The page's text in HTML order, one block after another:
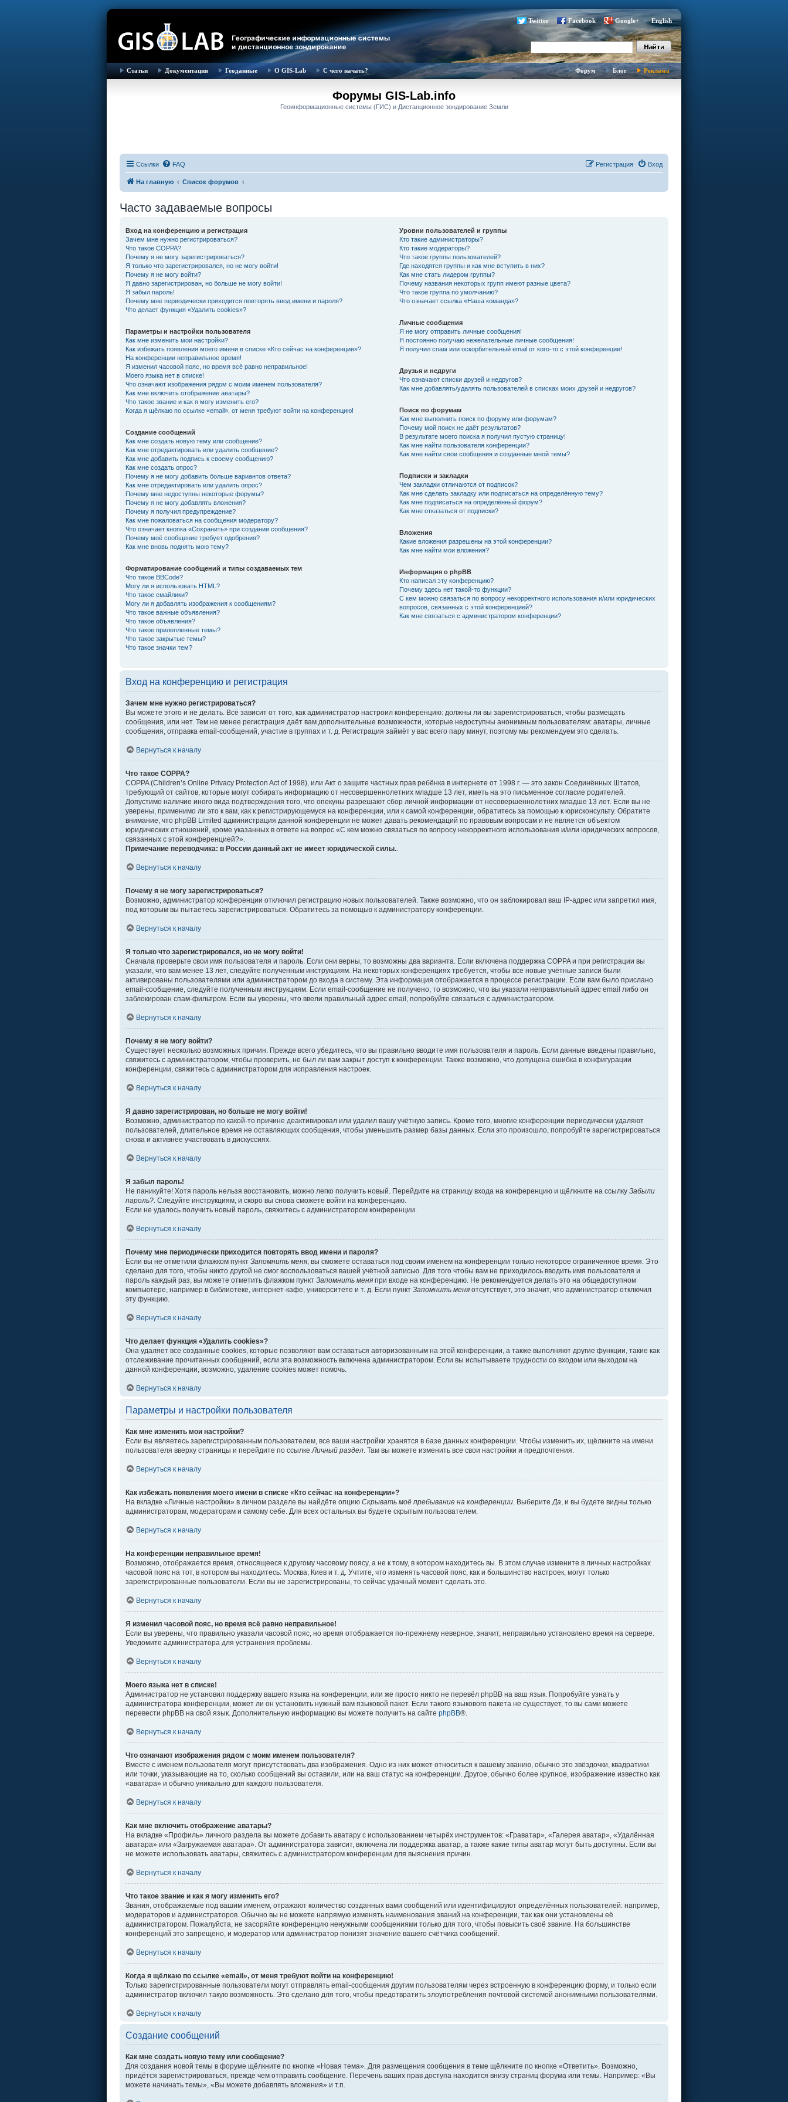
Twitter Facebook Google+ English
Статьи Документация Геоданные О GIS-Lab С чего начать? Форум Блог Реклама
Форумы GIS-Lab.info
Геоинформационные системы (ГИС) и Дистанционное зондирование Земли
Ссылки FAQ Вход
Регистрация
На главную Список форумов
Часто задаваемые вопросы
Вход на конференцию и регистрация
Зачем мне нужно регистрироваться?
Что такое COPPA?
Почему я не могу зарегистрироваться?
Я только что зарегистрировался, но не могу войти!
Почему я не могу войти?
Я давно зарегистрирован, но больше не могу войти!
Я забыл пароль!
Почему мне периодически приходится повторять ввод имени и пароля?
Что делает функция «Удалить cookies»?
Параметры и настройки пользователя
Как мне изменить мои настройки?
Как избежать появления моего имени в списке «Кто сейчас на конференции»?
На конференции неправильное время!
Я изменил часовой пояс, но время всё равно неправильное!
Моего языка нет в списке!
Что означают изображения рядом с моим именем пользователя?
Как мне включить отображение аватары?
Что такое звание и как я могу изменить его?
Когда я щёлкаю по ссылке «email», от меня требуют войти на конференцию!
Создание сообщений
Как мне создать новую тему или сообщение?
Как мне отредактировать или удалить сообщение?
Как мне добавить подпись к своему сообщению?
Как мне создать опрос?
Почему я не могу добавить больше вариантов ответа?
Как мне отредактировать или удалить опрос?
Почему мне недоступны некоторые форумы?
Почему я не могу добавлять вложения?
Почему я получил предупреждение?
Как мне пожаловаться на сообщения модератору?
Что означает кнопка «Сохранить» при создании сообщения?
Почему моё сообщение требует одобрения?
Как мне вновь поднять мою тему?
Форматирование сообщений и типы создаваемых тем
Что такое BBCode?
Могу ли я использовать HTML?
Что такое смайлики?
Могу ли я добавлять изображения к сообщениям?
Что такое важные объявления?
Что такое объявления?
Что такое прилепленные темы?
Что такое закрытые темы?
Что такое значки тем?
Уровни пользователей и группы
Кто такие администраторы?
Кто такие модераторы?
Что такое группы пользователей?
Где находятся группы и как мне вступить в них?
Как мне стать лидером группы?
Почему названия некоторых групп имеют разные цвета?
Что такое группа по умолчанию?
Что означает ссылка «Наша команда»?
Личные сообщения
Я не могу отправить личные сообщения!
Я постоянно получаю нежелательные личные сообщения!
Я получил спам или оскорбительный email от кого-то с этой конференции!
Друзья и недруги
Что означают списки друзей и недругов?
Как мне добавлять/удалять пользователей в списках моих друзей и недругов?
Поиск по форумам
Как мне выполнить поиск по форуму или форумам?
Почему мой поиск не даёт результатов?
В результате моего поиска я получил пустую страницу!
Как мне найти пользователя конференции?
Как мне найти свои сообщения и созданные мной темы?
Подписки и закладки
Чем закладки отличаются от подписок?
Как мне сделать закладку или подписаться на определённую тему?
Как мне подписаться на определённый форум?
Как мне отказаться от подписки?
Вложения
Какие вложения разрешены на этой конференции?
Как мне найти мои вложения?
Информация о phpBB
Кто написал эту конференцию?
Почему здесь нет такой-то функции?
С кем можно связаться по вопросу некорректного использования и/или юридических
вопросов, связанных с этой конференцией?
Как мне связаться с администратором конференции?
Вход на конференцию и регистрация
Зачем мне нужно регистрироваться?
Вы можете этого и не делать. Всё зависит от того, как администратор настроил конференцию: должны ли вы зарегистрироваться, чтобы размещать
сообщения, или нет. Тем не менее регистрация даёт вам дополнительные возможности, которые недоступны анонимным пользователям: аватары, личные
сообщения, отправка email-сообщений, участие в группах и т. д. Регистрация займёт у вас всего пару минут, поэтому мы рекомендуем это сделать.
Вернуться к началу
Что такое COPPA?
COPPA (Children’s Online Privacy Protection Act of 1998), или Акт о защите частных прав ребёнка в интернете от 1998 г. — это закон Соединённых Штатов,
требующий от сайтов, которые могут собирать информацию от несовершеннолетних младше 13 лет, иметь на это письменное согласие родителей.
Допустимо наличие иного вида подтверждения того, что опекуны разрешают сбор личной информации от несовершеннолетних младше 13 лет. Если вы не
уверены, применимо ли это к вам, как к регистрирующемуся на конференции, или к самой конференции, обратитесь за помощью к юрисконсульту. Обратите
внимание, что phpBB Limited администрация данной конференции не может давать рекомендаций по правовым вопросам и не является объектом
юридических отношений, кроме указанных в ответе на вопрос «С кем можно связаться по вопросу некорректного использования и/или юридических вопросов,
связанных с этой конференцией?».
Примечание переводчика: в России данный акт не имеет юридической силы..
Вернуться к началу
Почему я не могу зарегистрироваться?
Возможно, администратор конференции отключил регистрацию новых пользователей. Также возможно, что он заблокировал ваш IP-адрес или запретил имя,
под которым вы пытаетесь зарегистрироваться. Обратитесь за помощью к администратору конференции.
Вернуться к началу
Я только что зарегистрировался, но не могу войти!
Сначала проверьте свои имя пользователя и пароль. Если они верны, то возможны два варианта. Если включена поддержка COPPA и при регистрации вы
указали, что вам менее 13 лет, следуйте полученным инструкциям. На некоторых конференциях требуется, чтобы все новые учётные записи были
активированы пользователями или администратором до входа в систему. Эта информация отображается в процессе регистрации. Если вам было прислано
email-сообщение, следуйте полученным инструкциям. Если email-сообщение не получено, то возможно, что вы указали неправильный адрес email либо он
заблокирован спам-фильтром. Если вы уверены, что ввели правильный адрес email, попробуйте связаться с администратором.
Вернуться к началу
Почему я не могу войти?
Существует несколько возможных причин. Прежде всего убедитесь, что вы правильно вводите имя пользователя и пароль. Если данные введены правильно,
свяжитесь с администратором, чтобы проверить, не был ли вам закрыт доступ к конференции. Также возможно, что допущена ошибка в конфигурации
конференции, свяжитесь с администратором для исправления настроек.
Вернуться к началу
Я давно зарегистрирован, но больше не могу войти!
Возможно, администратор по какой-то причине деактивировал или удалил вашу учётную запись. Кроме того, многие конференции периодически удаляют
пользователей, длительное время не оставляющих сообщения, чтобы уменьшить размер базы данных. Если это произошло, попробуйте зарегистрироваться
снова и активнее участвовать в дискуссиях.
Вернуться к началу
Я забыл пароль!
Не паникуйте! Хотя пароль нельзя восстановить, можно легко получить новый. Перейдите на страницу входа на конференцию и щёлкните на ссылку Забыли
пароль?. Следуйте инструкциям, и скоро вы снова сможете войти на конференцию.
Если не удалось получить новый пароль, свяжитесь с администратором конференции.
Вернуться к началу
Почему мне периодически приходится повторять ввод имени и пароля?
Если вы не отметили флажком пункт Запомнить меня, вы сможете оставаться под своим именем на конференции только некоторое ограниченное время. Это
сделано для того, чтобы никто другой не смог воспользоваться вашей учётной записью. Для того чтобы вам не приходилось вводить имя пользователя и
пароль каждый раз, вы можете отметить флажком пункт Запомнить меня при входе на конференцию. Не рекомендуется делать это на общедоступном
компьютере, например в библиотеке, интернет-кафе, университете и т. д. Если пункт Запомнить меня отсутствует, это значит, что администратор отключил
эту функцию.
Вернуться к началу
Что делает функция «Удалить cookies»?
Она удаляет все созданные cookies, которые позволяют вам оставаться авторизованным на этой конференции, а также выполняют другие функции, такие как
отслеживание прочитанных сообщений, если эта возможность включена администратором. Если вы испытываете трудности со входом или выходом на
данной конференции, возможно, удаление cookies может помочь.
Вернуться к началу
Параметры и настройки пользователя
Как мне изменить мои настройки?
Если вы являетесь зарегистрированным пользователем, все ваши настройки хранятся в базе данных конференции. Чтобы изменить их, щёлкните на имени
пользователя вверху страницы и перейдите по ссылкеЛичный раздел. Там вы можете изменить все свои настройки и предпочтения.
Вернуться к началу
Как избежать появления моего имени в списке «Кто сейчас на конференции»?
На вкладке «Личные настройки» в личном разделе вы найдёте опцию Скрывать моё пребывание на конференции. ВыберитеДа, и вы будете видны только
администраторам, модераторам и самому себе. Для всех остальных вы будете скрытым пользователем.
Вернуться к началу
На конференции неправильное время!
Возможно, отображается время, относящееся к другому часовому поясу, а не к тому, в котором находитесь вы. В этом случае измените в личных настройках
часовой пояс на тот, в котором вы находитесь: Москва, Киев и т. д. Учтите, что изменять часовой пояс, как и большинство настроек, могут только
зарегистрированные пользователи. Если вы не зарегистрированы, то сейчас удачный момент сделать это.
Вернуться к началу
Я изменил часовой пояс, но время всё равно неправильное!
Если вы уверены, что правильно указали часовой пояс, но время отображается по-прежнему неверное, значит, неправильно установлено время на сервере.
Уведомите администратора для устранения проблемы.
Вернуться к началу
Моего языка нет в списке!
Администратор не установил поддержку вашего языка на конференции, или же просто никто не перевёл phpBB на ваш язык. Попробуйте узнать у
администратора конференции, может ли он установить нужный вам языковой пакет. Если такого языкового пакета не существует, то вы сами можете
перевести phpBB на свой язык. Дополнительную информацию вы можете получить на сайте phpBB®.
Вернуться к началу
Что означают изображения рядом с моим именем пользователя?
Вместе с именем пользователя могут присутствовать два изображения. Одно из них может относиться к вашему званию, обычно это звёздочки, квадратики
или точки, указывающие на то, сколько сообщений вы оставили, или на ваш статус на конференции. Другое, обычно более крупное, изображение известно как
«аватара» и обычно уникально для каждого пользователя.
Вернуться к началу
Как мне включить отображение аватары?
На вкладке «Профиль» личного раздела вы можете добавить аватару с использованием четырёх инструментов: «Граватар», «Галерея аватар», «Удалённая
аватара» или «Загружаемая аватара». От администратора зависит, включена ли поддержка аватар, а также какие типы аватар могут быть доступны. Если вы
не можете использовать аватары, свяжитесь с администратором конференции для выяснения причин.
Вернуться к началу
Что такое звание и как я могу изменить его?
Звания, отображаемые под вашим именем, отражают количество созданных вами сообщений или идентифицируют определённых пользователей: например,
модераторов и администраторов. Обычно вы не можете напрямую изменять наименования званий на конференции, так как они установлены её
администратором. Пожалуйста, не засоряйте конференцию ненужными сообщениями только для того, чтобы повысить своё звание. На большинстве
конференций это запрещено, и модератор или администратор понизят значение вашего счётчика сообщений.
Вернуться к началу
Когда я щёлкаю по ссылке «email», от меня требуют войти на конференцию!
Только зарегистрированные пользователи могут отправлять email-сообщения другим пользователям через встроенную в конференцию форму, и только если
администратор включил такую возможность. Это сделано для того, чтобы предотвратить злоупотребления почтовой системой анонимными пользователями.
Вернуться к началу
Создание сообщений
Как мне создать новую тему или сообщение?
Для создания новой темы в форуме щёлкните по кнопке «Новая тема». Для размещения сообщения в теме щёлкните по кнопке «Ответить». Возможно,
придётся зарегистрироваться, прежде чем отправить сообщение. Перечень ваших прав доступа находится внизу страниц форума или темы. Например: «Вы
можете начинать темы», «Вы можете добавлять вложения» и т.п.